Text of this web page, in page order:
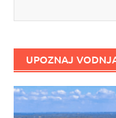
UPOZNAJ